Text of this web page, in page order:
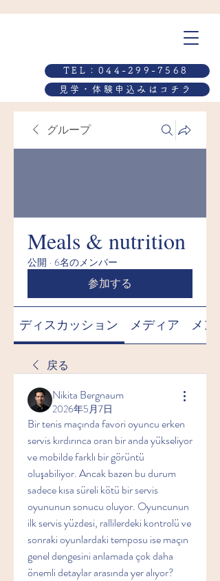
TEL：044-299-7568
見学・体験申込みはコチラ
グループ
Meals & nutrition
公開 · 6名のメンバー
参加する
ディスカッション メディア メン
戻る
Nikita Bergnaum
2026年5月7日
Bir tenis maçında favori oyuncu erken
servis kırdırınca oran bir anda yükseliyor
ve mobilde farklı bir görüntü
oluşabiliyor. Ancak bazen bu durum
sadece kısa süreli kötü bir servis
oyununun sonucu oluyor. Oyuncunun
ilk servis yüzdesi, rallilerdeki kontrolü ve
sonraki oyunlardaki temposu ise maçın
genel dengesini anlamada çok daha
önemli detaylar arasında yer alıyor?